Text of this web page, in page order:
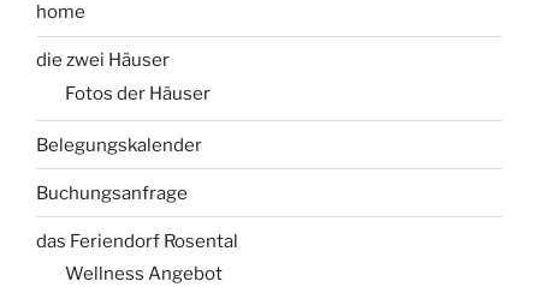
home
die zwei Häuser
Fotos der Häuser
Belegungskalender
Buchungsanfrage
das Feriendorf Rosental
Wellness Angebot